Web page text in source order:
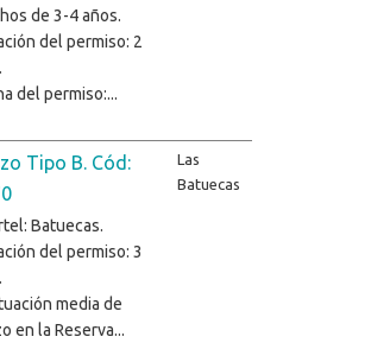
de 3-4 años.
del permiso: 2
del permiso:...
Tipo B. Cód:
Batuecas.
del permiso: 3
media de
en la Reserva...
Las
Batuecas